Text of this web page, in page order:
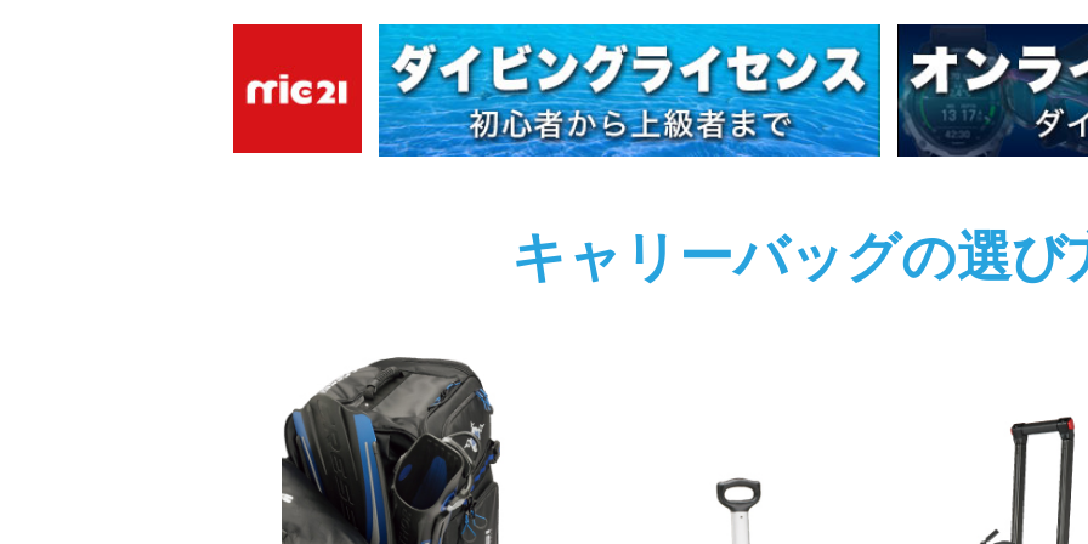
キャリーバッグの選び